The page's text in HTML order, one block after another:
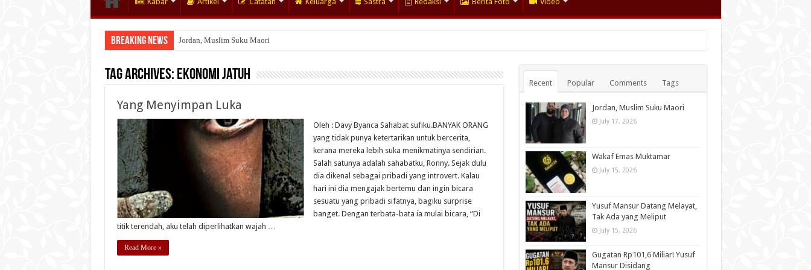
Breaking News Jordan, Muslim Suku Maori
Tag Archives: Ekonomi Jatuh
Yang Menyimpan Luka
Oleh : Davy Byanca Sahabat sufiku.BANYAK ORANG
yang tidak punya ketertarikan untuk bercerita,
kerana mereka lebih suka menikmatinya sendirian.
Salah satunya adalah sahabatku, Ronny. Sejak dulu
dia dikenal sebagai pribadi yang introvert. Kalau
hari ini dia mengajak bertemu dan ingin bicara
sesuatu yang pribadi sifatnya, bagiku surprise
banget. Dengan terbata-bata ia mulai bicara, “Di
titik terendah, aku telah diperlihatkan wajah …
Read More »
Recent Popular Comments Tags
Jordan, Muslim Suku Maori
July 17, 2026
Wakaf Emas Muktamar
July 15, 2026
Yusuf Mansur Datang Melayat,
Tak Ada yang Meliput
July 15, 2026
Gugatan Rp101,6 Miliar! Yusuf
Mansur Disidang